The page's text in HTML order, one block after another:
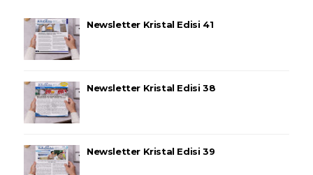
Newsletter Kristal Edisi 41
Newsletter Kristal Edisi 38
Newsletter Kristal Edisi 39